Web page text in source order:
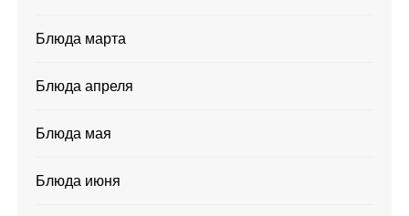
Блюда марта
Блюда апреля
Блюда мая
Блюда июня